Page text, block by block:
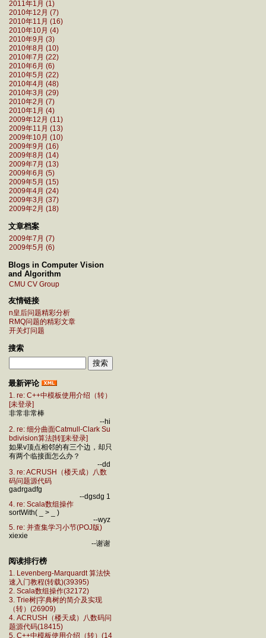
2011年1月 (1)
2010年12月 (7)
2010年11月 (16)
2010年10月 (4)
2010年9月 (3)
2010年8月 (10)
2010年7月 (22)
2010年6月 (6)
2010年5月 (22)
2010年4月 (48)
2010年3月 (29)
2010年2月 (7)
2010年1月 (4)
2009年12月 (11)
2009年11月 (13)
2009年10月 (10)
2009年9月 (16)
2009年8月 (14)
2009年7月 (13)
2009年6月 (5)
2009年5月 (15)
2009年4月 (24)
2009年3月 (37)
2009年2月 (18)
文章档案
2009年7月 (7)
2009年5月 (6)
Blogs in Computer Vision
and Algorithm
CMU CV Group
友情链接
n皇后问题精彩分析
RMQ问题的精彩文章
开关灯问题
搜索
最新评论
1. re: C++中模板使用介绍（转）
[未登录]
非常非常棒
--hi
2. re: 细分曲面Catmull-Clark Su
bdivision算法[转][未登录]
如果v顶点相邻的有三个边，却只
有两个临接面怎么办？
--dd
3. re: ACRUSH（楼天成）八数
码问题源代码
gadrgadfg
--dgsdg 1
4. re: Scala数组操作
sortWith( _ > _ )
--wyz
5. re: 并查集学习小节(POJ版)
xiexie
--谢谢
阅读排行榜
1. Levenberg-Marquardt 算法快
速入门教程(转载)(39395)
2. Scala数组操作(32172)
3. Trie树|字典树的简介及实现
（转）(26909)
4. ACRUSH（楼天成）八数码问
题源代码(18415)
5. C++中模板使用介绍（转）(14